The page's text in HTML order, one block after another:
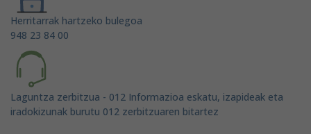
Herritarrak hartzeko bulegoa
948 23 84 00
Laguntza zerbitzua - 012 Informazioa eskatu, izapideak eta
iradokizunak burutu 012 zerbitzuaren bitartez